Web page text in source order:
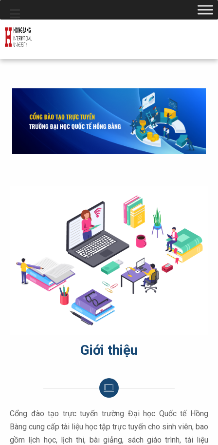
Giới thiệu
Cổng đào tạo trực tuyến trường Đại học Quốc tế Hồng
Bàng cung cấp tài liệu học tập trực tuyến cho sinh viên, bao
gồm lịch học, lịch thi, bài giảng, sách giáo trình, tài liệu